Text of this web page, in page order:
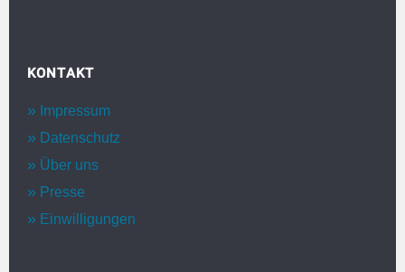
KONTAKT
Impressum
Datenschutz
Über uns
Presse
Einwilligungen